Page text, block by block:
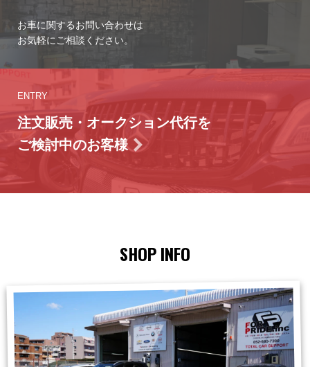
お車に関するお問い合わせは
お気軽にご相談ください。
ENTRY
注文販売・オークション代行を
ご検討中のお客様
SHOP INFO